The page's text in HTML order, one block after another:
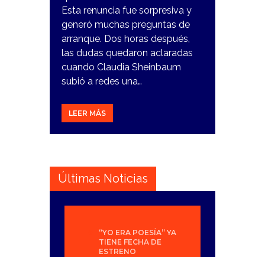
Esta renuncia fue sorpresiva y
generó muchas preguntas de
arranque. Dos horas después,
las dudas quedaron aclaradas
cuando Claudia Sheinbaum
subió a redes una…
LEER MÁS
Últimas Noticias
“YO ERA POESÍA” YA
TIENE FECHA DE
ESTRENO